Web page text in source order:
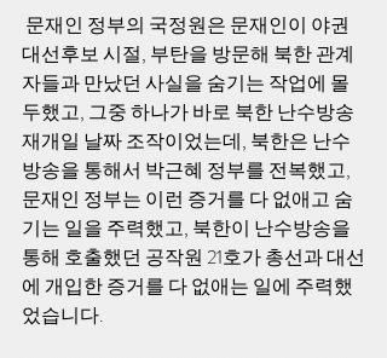
대선후보 시절, 부탄을 방문해 북한 관계
자들과 만났던 사실을 숨기는 작업에 몰
두했고, 그중 하나가 바로 북한 난수방송
재개일 날짜 조작이었는데, 북한은 난수
방송을 통해서 박근혜 정부를 전복했고,
문재인 정부는 이런 증거를 다 없애고 숨
기는 일을 주력했고, 북한이 난수방송을
통해 호출했던 공작원 21호가 총선과 대선
에 개입한 증거를 다 없애는 일에 주력했
었습니다.